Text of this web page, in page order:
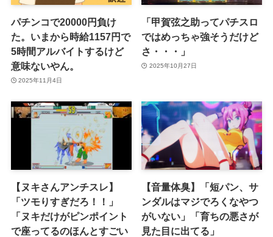
パチンコで20000円負け
た。いまから時給1157円で
5時間アルバイトするけど
意味ないやん。
2025年11月4日
「甲賀弦之助ってパチスロ
ではめっちゃ強そうだけど
さ・・・」
2025年10月27日
【ヌキさんアンチスレ】
「ツモりすぎだろ！！」
「ヌキだけがピンポイント
で座ってるのほんとすごい
【音量体臭】「短パン、サ
ンダルはマジでろくなやつ
がいない」「育ちの悪さが
見た目に出てる」